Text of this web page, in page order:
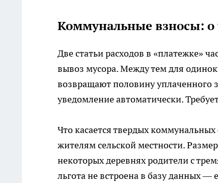
Коммунальные взносы:
Две статьи расходов в «платежке»
вывоз мусора. Между тем для
возвращают половину уплаченного
уведомление автоматически.
Что касается твердых
жителям сельской местности.
некоторых деревнях родители с
льгота не встроена в базу данных